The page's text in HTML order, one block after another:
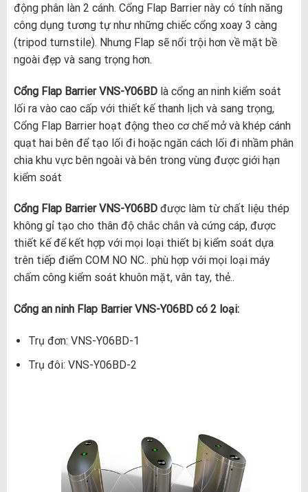
động phân làn 2 cánh. Cổng Flap Barrier này có tính năng
công dụng tương tự như những chiếc cổng xoay 3 càng
(tripod turnstile). Nhưng Flap sẽ nổi trội hơn về mặt bề
ngoài đẹp và sang trọng hơn.
Cổng Flap Barrier VNS-Y06BDlà cổng an ninh kiểm soát
lối ra vào cao cấp với thiết kế thanh lịch và sang trọng,
Cổng Flap Barrier hoạt động theo cơ chế mở và khép cánh
quạt hai bên để tạo lối đi hoặc ngăn cách lối đi nhầm phân
chia khu vực bên ngoài và bên trong vùng được giới hạn
kiểm soát
Cổng Flap Barrier VNS-Y06BD được làm từ chất liệu thép
không gỉ tạo cho thân độ chắc chắn và cứng cáp, được
thiết kế để kết hợp với mọi loại thiết bị kiểm soát dựa
trên tiếp điểm COM NO NC.. phù hợp với mọi loại máy
chấm công kiểm soát khuôn mặt, vân tay, thẻ..
Cổng an ninh Flap Barrier VNS-Y06BD có 2 loại:
Trụ đơn: VNS-Y06BD-1
Trụ đôi: VNS-Y06BD-2